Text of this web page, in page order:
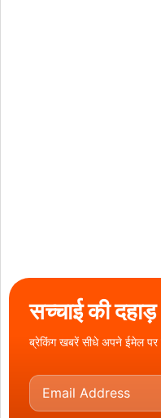
सच्चाई की दहाड़
ब्रेकिंग खबरें सीधे अपने ईमेल पर